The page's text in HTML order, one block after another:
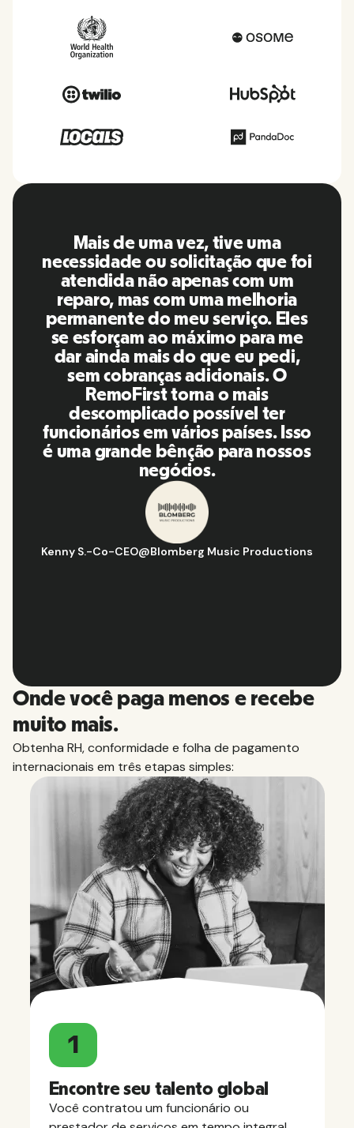
O RemoFirst é uma plataforma
incrível, tudo é extremamente
amigável e fácil de usar em
comparação com outras
ferramentas que usei no passado.
A Inna e a equipe foram pontuais e
responderam às minhas perguntas
de maneira mais do que oportuna,
além de facilitar muito a nossa
vida! Ótimas pessoas e
plataforma, eu a recomendo para
minha rede de contatos.
Hugo D.
Gerente de estratégia e operações de negócios
Onde você paga menos e recebe
muito mais.
Obtenha RH, conformidade e folha de pagamento
internacionais em três etapas simples:
1
Encontre seu talento global
Você contratou um funcionário ou